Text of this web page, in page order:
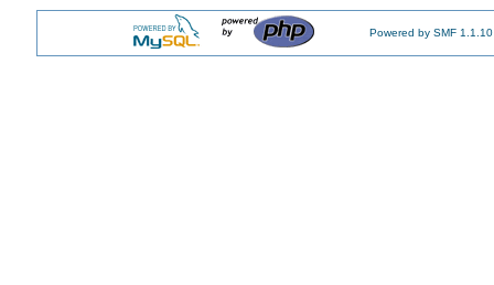
Powered by SMF 1.1.10